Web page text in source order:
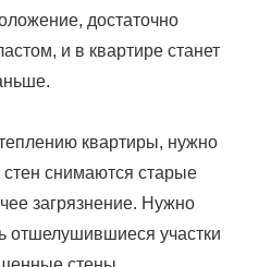
достаточно
и в квартире станет
квартиры, нужно
снимаются старые
загрязнение. Нужно
отшелушившиеся участки